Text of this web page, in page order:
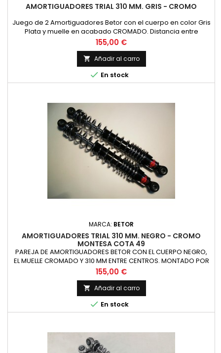
AMORTIGUADORES TRIAL 310 MM. GRIS - CROMO
Juego de 2 Amortiguadores Betor con el cuerpo en color Gris
Plata y muelle en acabado CROMADO. Distancia entre
centros de agujeros de 310 mm (31 centimetros). Validos
para modelos de trial y similares y ciclomotores.
Precio
155,00 €
 Añadir al carro
 En stock
MARCA: BETOR
AMORTIGUADORES TRIAL 310 MM. NEGRO - CROMO
MONTESA COTA 49
PAREJA DE AMORTIGUADORES BETOR CON EL CUERPO NEGRO,
EL MUELLE CROMADO Y 310 MM ENTRE CENTROS. MONTADO POR
EJEMPLO EN COTA 49
Precio
155,00 €
 Añadir al carro
 En stock